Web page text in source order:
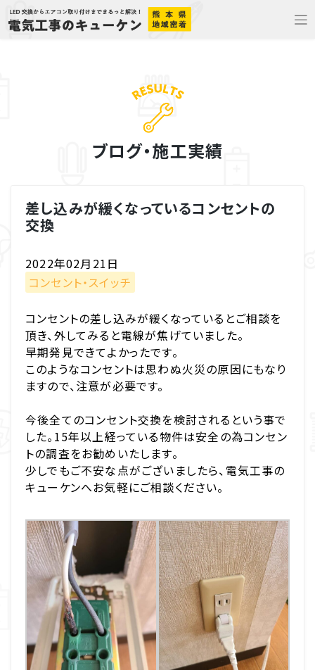
Skip
to
ブログ・施工実績
差し込みが緩くなっているコンセントの
交換
2022年02月21日
コンセント・スイッチ
コンセントの差し込みが緩くなっているとご相談を
頂き、外してみると電線が焦げていました。
早期発見できてよかったです。
このようなコンセントは思わぬ火災の原因にもなり
ますので、注意が必要です。
今後全てのコンセント交換を検討されるという事で
した。15年以上経っている物件は安全の為コンセン
トの調査をお勧めいたします。
少しでもご不安な点がございましたら、電気工事の
キューケンへお気軽にご相談ください。